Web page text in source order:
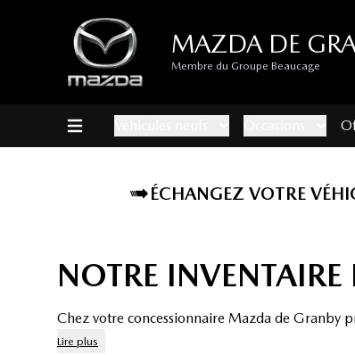
MAZDA DE
Membre du Groupe Beaucage
ÉCHANGEZ VOTRE
NOTRE
Chez votre concessionnaire Mazda de Granby
Lire plus